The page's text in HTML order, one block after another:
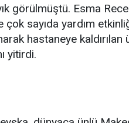
görülmüştü. Esma
sayıda yardım
hastaneye kaldırılan
yitirdi.